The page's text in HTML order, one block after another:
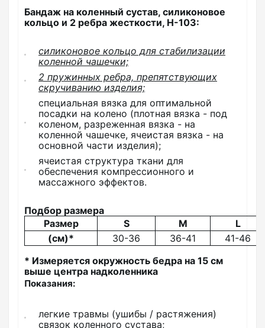
Бандаж на коленный сустав, силиконовое
кольцо и 2 ребра жесткости, Н-103:
силиконовое кольцо для стабилизации
коленной чашечки;
2 пружинных ребра, препятствующих
скручиванию изделия;
специальная вязка для оптимальной
посадки на колено (плотная вязка - под
коленом, разреженная вязка - на
коленной чашечке, ячеистая вязка - на
основной части изделия);
ячеистая структура ткани для
обеспечения компрессионного и
массажного эффектов.
Подбор размера
Размер
S M
L
(см)*
30-36 36-41
41-46
* Измеряется окружность бедра на 15 см
выше центра надколенника
Показания:
легкие травмы (ушибы / растяжения)
связок коленного сустава;